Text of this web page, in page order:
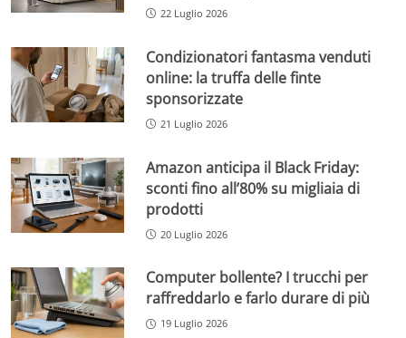
22 Luglio 2026
Condizionatori fantasma venduti
online: la truffa delle finte
sponsorizzate
21 Luglio 2026
Amazon anticipa il Black Friday:
sconti fino all’80% su migliaia di
prodotti
20 Luglio 2026
Computer bollente? I trucchi per
raffreddarlo e farlo durare di più
19 Luglio 2026